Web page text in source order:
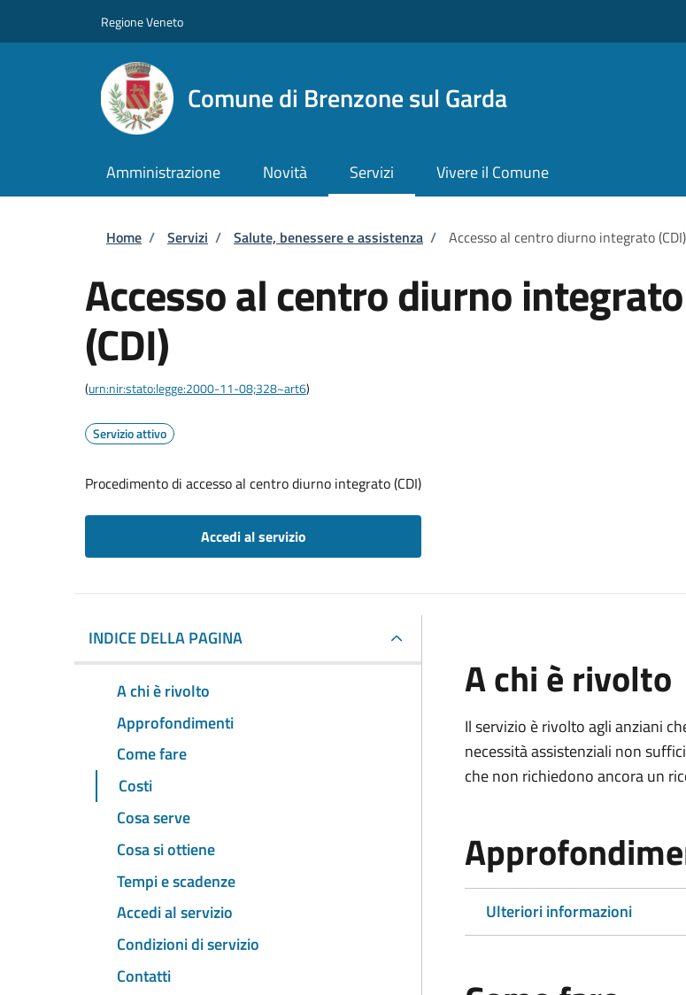
Regione Veneto
Comune di Brenzone sul Garda
Amministrazione Novità Servizi Vivere il Comune
Briciole di pane
Home / Servizi / Salute, benessere e assistenza / Accesso al centro diurno integrato (CDI)
Accesso al centro diurno integrato
(CDI)
(urn:nir:stato:legge:2000-11-08;328~art6)
Servizio attivo
Procedimento di accesso al centro diurno integrato (CDI)
Accedi al servizio
INDICE DELLA PAGINA
A chi è rivolto
Approfondimenti
Come fare
Costi
Cosa serve
Cosa si ottiene
Tempi e scadenze
Accedi al servizio
Condizioni di servizio
Contatti
A chi è rivolto
Il servizio è rivolto agli anziani
necessità assistenziali non
che non richiedono ancora un
Ulteriori informazioni